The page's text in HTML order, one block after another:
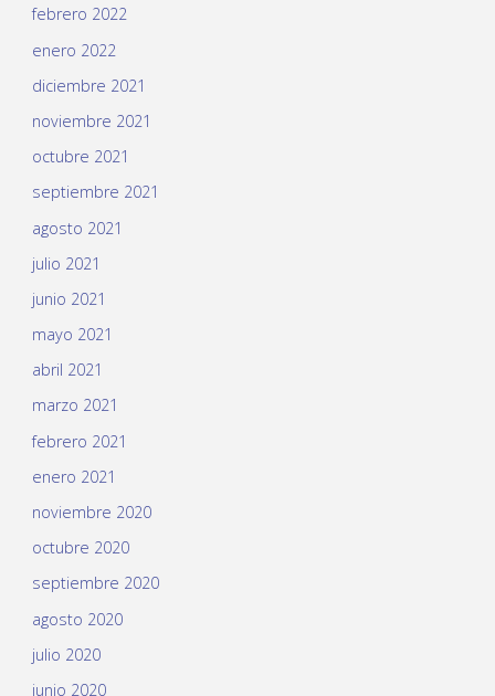
febrero 2022
enero 2022
diciembre 2021
noviembre 2021
octubre 2021
septiembre 2021
agosto 2021
julio 2021
junio 2021
mayo 2021
abril 2021
marzo 2021
febrero 2021
enero 2021
noviembre 2020
octubre 2020
septiembre 2020
agosto 2020
julio 2020
junio 2020